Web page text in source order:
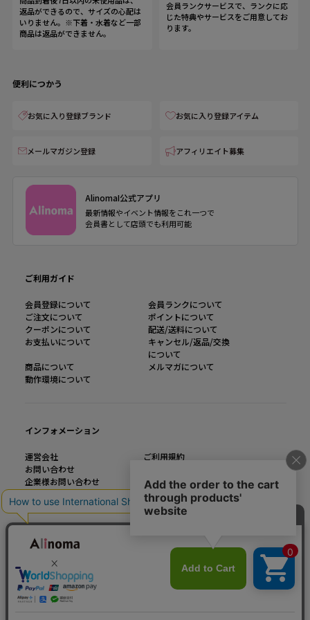
返品ができるので、サイズの心配は
いりません。※下着・水着など一部
商品は返品ができません。
会員ランクサービスで、ランクに応
じた特典やサービスをご用意してお
ります。
便利につかう
お気に入り登録ブランド お気に入り登録アイテム
メールマガジン登録 アフィリエイト募集
AlinomaI公式アプリ
最新情報やイベント情報をこれ一つで
会員書として店頭でも利用可能
ご利用ガイド
会員登録について
会員ランクについて
ご注文について
ポイントについて
クーポンについて
配送/送料について
お支払いについて
キャンセル/返品/交換
について
商品について
メルマガについて
動作環境について
インフォメーション
運営会社
ご利用規約
お問い合わせ
企業様お問い合わせ
個人情報の取り扱い
大きいサイズのファッション通販【Alinoma】
「Alinoma（アリノマ）は人気ブランドの大きいサイズアイテムを豊富に取りそろ